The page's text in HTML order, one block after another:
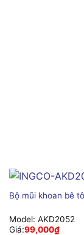
Bộ mũi khoan bê
Model: AKD2052
Giá:99,000₫